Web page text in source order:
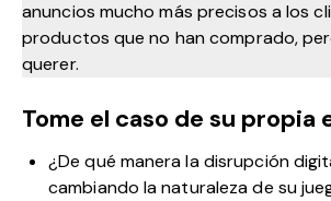
anuncios mucho más precisos a los
productos que no han comprado,
querer.
Tome el caso de su propia
¿De qué manera la disrupción
cambiando la naturaleza de su